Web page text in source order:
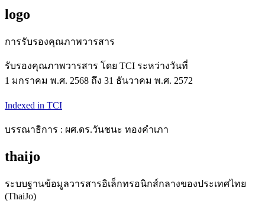
logo
การรับรองคุณภาพวารสาร
รับรองคุณภาพวารสาร โดย TCI ระหว่างวันที่
1 มกราคม พ.ศ. 2568 ถึง 31 ธันวาคม พ.ศ. 2572
Indexed in TCI
บรรณาธิการ : ผศ.ดร.วันชนะ ทองคำเภา
thaijo
ระบบฐานข้อมูลวารสารอิเล็กทรอนิกส์กลางของประเทศไทย
(ThaiJo)